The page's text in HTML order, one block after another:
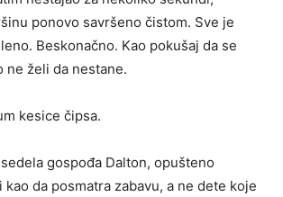
ponovo savršeno čistom. Sve je
Beskonačno. Kao pokušaj da se
ne želi da nestane.
kesice čipsa.
gospođa Dalton, opušteno
kao da posmatra zabavu, a ne dete koje